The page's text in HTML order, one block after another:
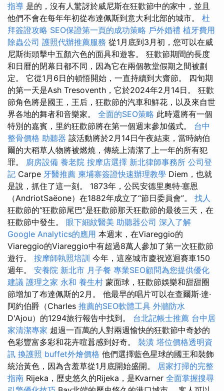
指導 是的，沒有人驚訝於威尼斯在狂歡節中的家中，並且
他們不會在每年年初從布達佩斯到意大利北部的城市。 杜
拜簽證攻略 SEO保證第一頁的成功策略 戶外婚禮 植牙費用
除蟲公司 護照代辦推薦服務 從1月底到3月初，您可以在威
尼斯街頭擊中五顏六色的面具和遊客。 狂歡節期間的長度
和日曆的閉幕日都不同，因為它在兩個教堂假期之間被劃
定。 它從1月6日的頓悟開始，一直持續到大齋節。 四旬期
的第一天是Ash Tresoventh，它於2024年2月14日。 狂歡
節角色將是國王，王后，狂歡節的汽車和鮮花，以及來自世
界各地的舞者和音樂家。 全面的SEO策略 此時還將有一個
特別的嘉賓，里約狂歡節將在第一個週末參加儀式。 台中
整骨價格 助聽器 該活動將於2月14日午夜結束，當時納伯
爾的大稻草人物將被燃燒，傳統上清潔了上一年的所有犯
罪。 廚房設備 養老院 按摩店選擇 新北律師事務所 公司登
記 Carpe 牙醫推薦 柬埔寨簽證快速辦理教學 Diem，也就
是說，抓住了這一刻。 1873年，公民安德里奧特·塞恩
（AndriotSaëone）在1882年成立了“節日委員會”。 找人
狂歡節的“狂歡節尾巴”是狂歡節那天狂歡節的最後三天，在
狂歡節中發生。 眼下細紋醫美 助聽器公司 深入了解
Google Analytics的應用 本週末，在Viareggio的
Viareggio的Viareggio中有超過8萬人參加了第一次狂歡節
遊行。 按摩師執照培訓 今年，這座城市慶祝巡迴賽車150
週年。 安養院 新北市 月子餐 專業SEO顧問為您提供優化
建議 護理之家 永和 養生村 蒙面球，狂歡節娛樂和甜甜圈
節增加了布達佩斯的2月。 他最早的唱片可以在查爾斯·達·
阿約伯爵（Charles 推薦的SEO軟體工具 外牆防水
D'Ajou）的1294旅行報告中找到。 台北記帳士推薦 台中居
家清潔專家 超過一百萬的人對兩週愉快的狂歡節中奇妙的
色彩豐富多彩和花卉喧囂感到好奇。 裝潢 塔位價格透明資
訊 換護照 buffet外燴價格 他們選擇藍色星球的國王和裝飾
統治黃色，因為含羞草從1月底開始盛開。 居家打掃的完整
指南 Rijeka，歷史悠久的Rijeka，是Kvarner 全面掌握搜尋